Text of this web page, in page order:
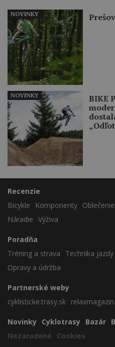
NOVINKY
BIKE
NOVINKY
Recenzie
Bicykle
Komponenty Oblečenie
Náradie Výživa
Poradňa
Tréning a strava
Technika jazdy
Opravy a údržba
Partnerské weby
cyklisticke.trasy.sk
Novinky Cyklotrasy Bazár
Nezaradené
Cookies